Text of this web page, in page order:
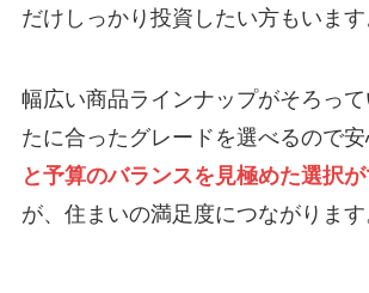
だけしっかり投資したい方もいます
幅広い商品ラインナップがそろっ
たに合ったグレードを選べるので安
と予算のバランスを見極めた選択
が、住まいの満足度につながります